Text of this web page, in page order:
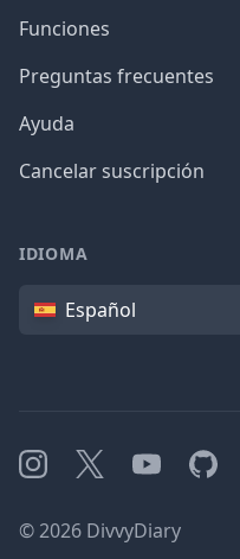
Funciones
Preguntas frecuentes
Ayuda
Cancelar suscripción
IDIOMA
IdiomaEspañol
Instagram
X YouTubeGitHub
©2026 DivvyDiary